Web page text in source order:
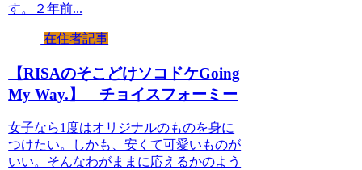
す。２年前...
在住者記事
【RISAのそこどけソコドケGoing
My Way.】 チョイスフォーミー
女子なら1度はオリジナルのものを身に
つけたい。しかも、安くて可愛いものが
いい。そんなわがままに応えるかのよう